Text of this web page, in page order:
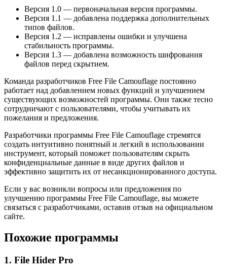
Версия 1.0 — первоначальная версия программы.
Версия 1.1 — добавлена поддержка дополнительных
типов файлов.
Версия 1.2 — исправлены ошибки и улучшена
стабильность программы.
Версия 1.3 — добавлена возможность шифрования
файлов перед скрытием.
Команда разработчиков Free File Camouflage постоянно
работает над добавлением новых функций и улучшением
существующих возможностей программы. Они также тесно
сотрудничают с пользователями, чтобы учитывать их
пожелания и предложения.
Разработчики программы Free File Camouflage стремятся
создать интуитивно понятный и легкий в использовании
инструмент, который поможет пользователям скрыть
конфиденциальные данные в виде других файлов и
эффективно защитить их от несанкционированного доступа.
Если у вас возникли вопросы или предложения по
улучшению программы Free File Camouflage, вы можете
связаться с разработчиками, оставив отзыв на официальном
сайте.
Похожие программы
1. File Hider Pro